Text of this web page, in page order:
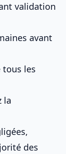
validation
avant
tous les
la
des